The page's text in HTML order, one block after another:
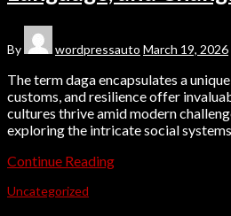
By wordpressauto March 19, 2026
The term daga encapsulates a
customs, and resilience offer
cultures thrive amid modern
exploring the intricate social
Continue Reading
Uncategorized